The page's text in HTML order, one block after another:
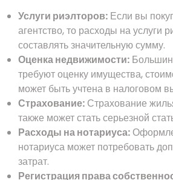
Услуги риэлторов: Если вы
агентство, то расходы на услуги
составлять значительную сумму.
Оценка недвижимости:
требуют оценку имущества,
может быть учтена в налоговом
Страхование: Страхование
также может стать серьезной
Расходы на нотариуса:
нотариуса может потребовать
затрат.
Регистрация права